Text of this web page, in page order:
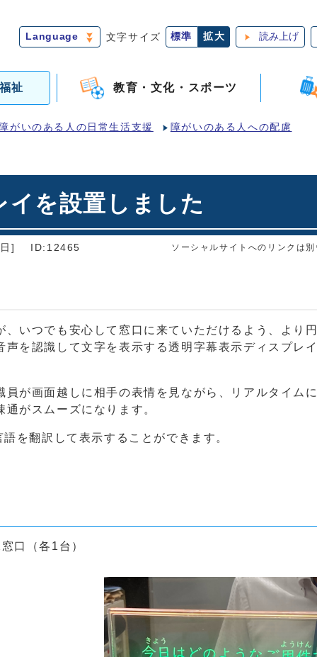
Language 文字サイズ 標準 拡大 読み上げ
祉 教育・文化・スポーツ
がいのある人の日常生活支援 障がいのある人への配慮
を設置しました
] ID:12465 ソーシャルサイトへのリンクは
いつでも安心して窓口に来ていただけるよう、より
を認識して文字を表示する透明字幕表示ディスプレ
が画面越しに相手の表情を見ながら、リアルタイム
がスムーズになります。
を翻訳して表示することができます。
口（各1台）